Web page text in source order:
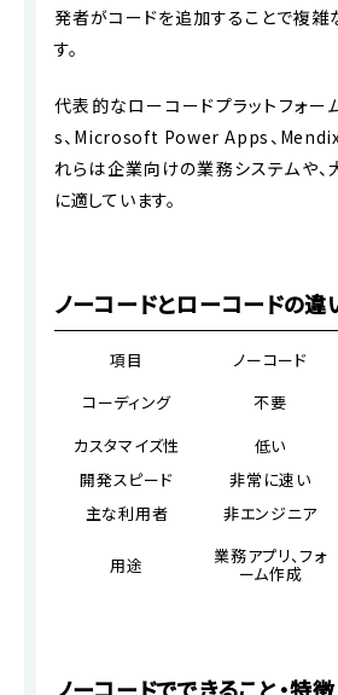
発者がコードを追加することで複雑
す。
代表的なローコードプラットフォー
s、Microsoft Power Apps、Mendix
れらは企業向けの業務システムや
に適しています。
ノーコードとローコードの違
項目 ノーコード
コーディング
不要
カスタマイズ性
低い
開発スピード
非常に速い
主な利用者
非エンジニア
用途 業務アプリ、フォ
ーム作成